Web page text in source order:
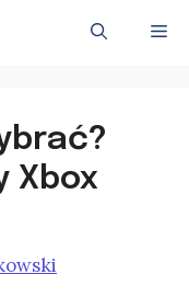
Xbox